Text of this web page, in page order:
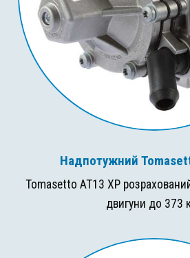
Надпотужний
Tomasetto AT13 XP
двигуни до 373